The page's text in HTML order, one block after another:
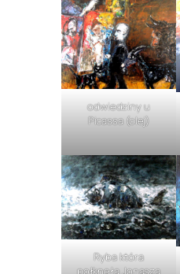
odwiedziny u
Picassa (olej)
Ryba która
połknęła Jonasza